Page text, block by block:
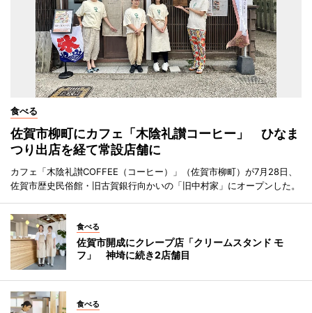
食べる
佐賀市柳町にカフェ「木陰礼讃コーヒー」 ひなま
つり出店を経て常設店舗に
カフェ「木陰礼讃COFFEE（コーヒー）」（佐賀市柳町）が7月28日、
佐賀市歴史民俗館・旧古賀銀行向かいの「旧中村家」にオープンした。
食べる
佐賀市開成にクレープ店「クリームスタンド モ
フ」 神埼に続き2店舗目
食べる